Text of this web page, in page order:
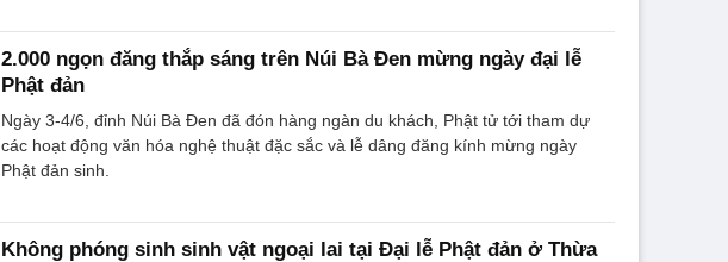
2.000 ngọn đăng thắp sáng trên Núi Bà Đen mừng ngày đại lễ
Phật đản
Ngày 3-4/6, đỉnh Núi Bà Đen đã đón hàng ngàn du khách, Phật tử tới tham dự
các hoạt động văn hóa nghệ thuật đặc sắc và lễ dâng đăng kính mừng ngày
Phật đản sinh.
Không phóng sinh sinh vật ngoại lai tại Đại lễ Phật đản ở Thừa